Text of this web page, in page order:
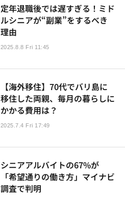
定年退職後では遅すぎる！ミド
ルシニアが“副業”をするべき
理由
2025.8.8 Fri 11:45
【海外移住】70代でバリ島に
移住した両親、毎月の暮らしに
かかる費用は？
2025.7.4 Fri 17:49
シニアアルバイトの67%が
「希望通りの働き方」マイナビ
調査で判明